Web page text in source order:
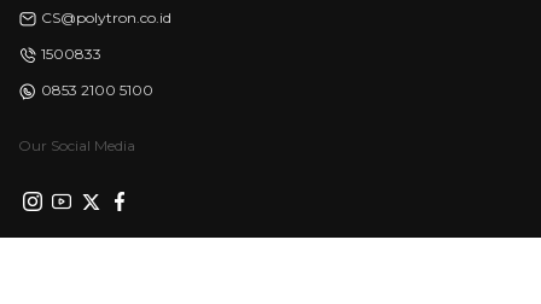
CS@polytron.co.id
1500833
0853 2100 5100
Our Social Media